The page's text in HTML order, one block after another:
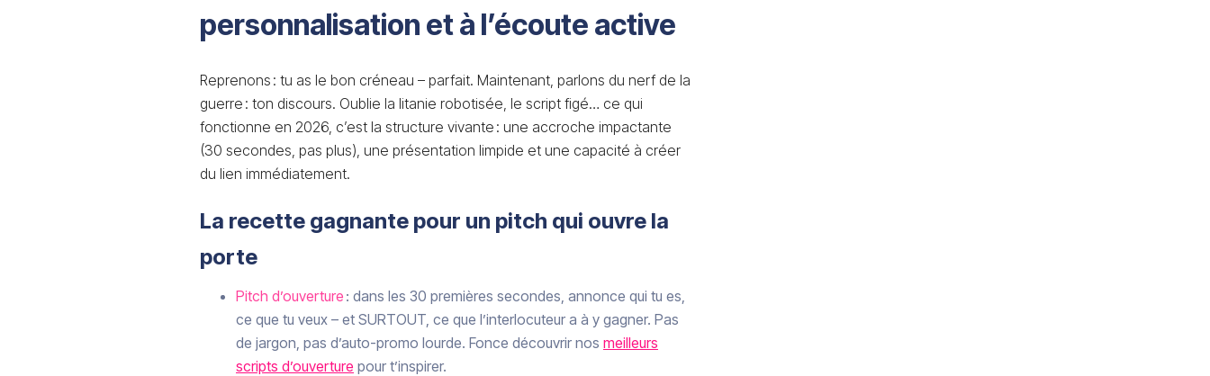
personnalisation et à l’écoute active
Reprenons : tu as le bon créneau – parfait. Maintenant, parlons du nerf de la
guerre : ton discours. Oublie la litanie robotisée, le script figé… ce qui
fonctionne en 2026, c’est la structure vivante : une accroche impactante
(30 secondes, pas plus), une présentation limpide et une capacité à créer
du lien immédiatement.
La recette gagnante pour un pitch qui ouvre la
porte
Pitch d’ouverture : dans les 30 premières secondes, annonce qui tu es,
ce que tu veux – et SURTOUT, ce que l’interlocuteur a à y gagner. Pas
de jargon, pas d’auto-promo lourde. Fonce découvrir nos meilleurs
scripts d’ouverture pour t’inspirer.